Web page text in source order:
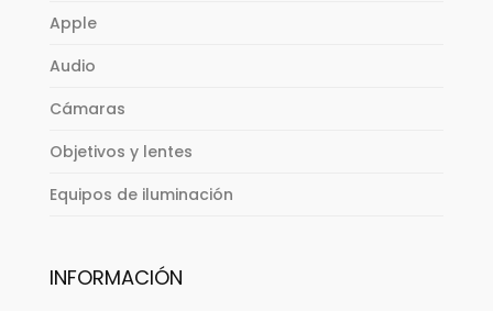
Apple
Audio
Cámaras
Objetivos y lentes
Equipos de iluminación
INFORMACIÓN